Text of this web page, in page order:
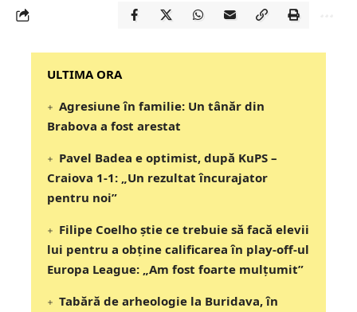
‎‎‎‎‎‎‎ULTIMA ORA
Agresiune în familie: Un tânăr din
Brabova a fost arestat
Pavel Badea e optimist, după KuPS –
Craiova 1-1: „Un rezultat încurajator
pentru noi”
Filipe Coelho știe ce trebuie să facă elevii
lui pentru a obține calificarea în play-off-ul
Europa League: „Am fost foarte mulțumit”
Tabără de arheologie la Buridava, în